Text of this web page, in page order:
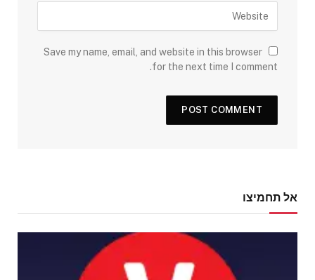
Save my name, email, and website in this browser
for the next time I comment.
אל תחמיצו